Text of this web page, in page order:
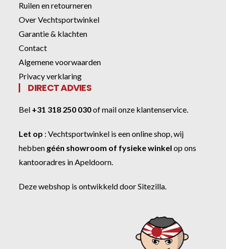
Ruilen en retourneren
Over Vechtsportwinkel
Garantie & klachten
Contact
Algemene voorwaarden
Privacy verklaring
DIRECT ADVIES
Bel +31 318 250 030ofmail onze klantenservice.
Let op :Vechtsportwinkel is een online shop, wij
hebben géén showroom of fysieke winkel op ons
kantooradres in Apeldoorn.
Deze webshop is ontwikkeld doorSitezilla.